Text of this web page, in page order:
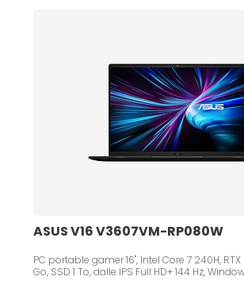
ASUS V16 V3607VM-RP080W
PC portable gamer 16", Intel Core 7 240H,
Go, SSD 1 To, dalle IPS Full HD+ 144 Hz,